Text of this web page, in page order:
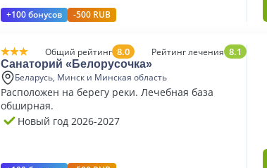
+100 бонусов -500 RUB
Общий рейтинг 8.0 Рейтинг лечения 8.1
Санаторий «Белорусочка»
Беларусь, Минск и Минская область
Расположен на берегу реки. Лечебная база
обширная.
Новый год 2026-2027